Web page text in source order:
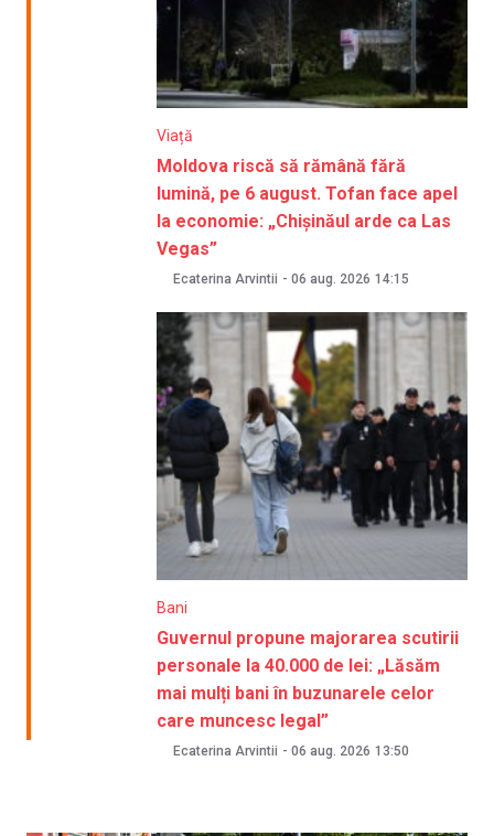
Viață
Moldova riscă să rămână fără
lumină, pe 6 august. Tofan face apel
la economie: „Chișinăul arde ca Las
Vegas”
Ecaterina Arvintii - 06 aug. 2026 14:15
Bani
Guvernul propune majorarea scutirii
personale la 40.000 de lei: „Lăsăm
mai mulți bani în buzunarele celor
care muncesc legal”
Ecaterina Arvintii - 06 aug. 2026 13:50